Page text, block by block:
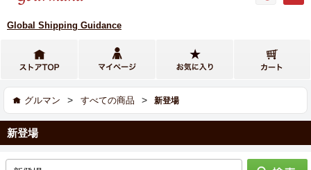
Global Shipping Guidance
グルマン > すべての商品 > 新登場
新登場